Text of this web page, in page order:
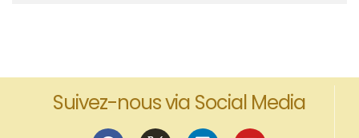
Suivez-nous via Social Media